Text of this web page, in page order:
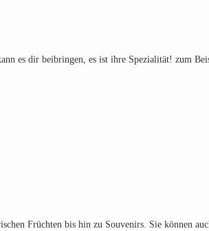
es dir beibringen, es ist ihre Spezialität! zum
Früchten bis hin zu Souvenirs. Sie können